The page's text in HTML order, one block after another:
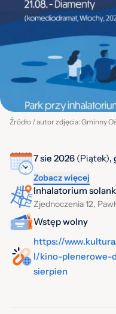
Źródło / autor zdjęcia: Gminny
7 sie 2026 (Piątek),
Zobacz więcej
Inhalatorium
Zjednoczenia 12,
Wstęp wolny
https://
l/kino-plenerowe-
sierpien